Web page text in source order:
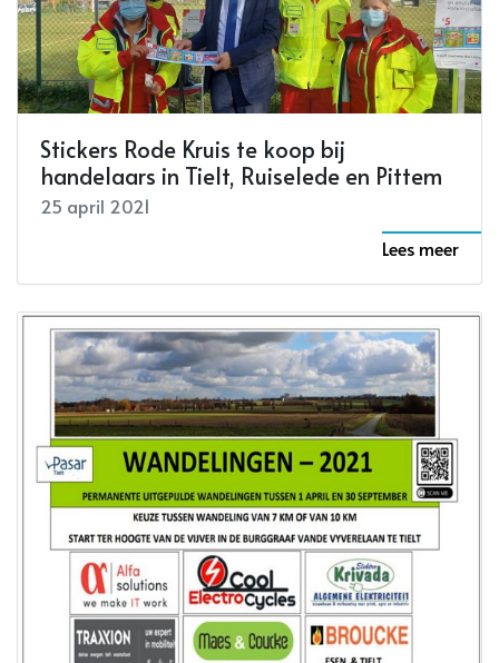
Stickers Rode Kruis te koop bij
handelaars in Tielt, Ruiselede en Pittem
25 april 2021
Lees meer